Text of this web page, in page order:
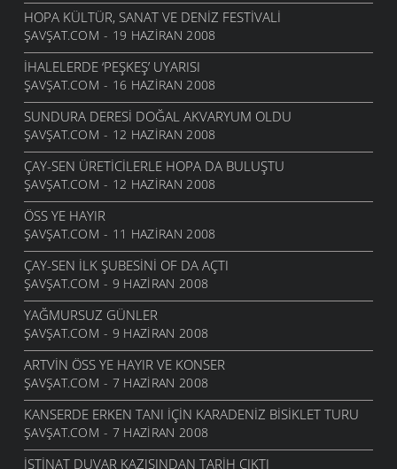
HOPA KÜLTÜR, SANAT VE DENIZ FESTIVALI
ŞAVŞAT.COM - 19 HAZIRAN 2008
İHALELERDE ‘PEŞKEŞ’ UYARISI
ŞAVŞAT.COM - 16 HAZIRAN 2008
SUNDURA DERESI DOĞAL AKVARYUM OLDU
ŞAVŞAT.COM - 12 HAZIRAN 2008
ÇAY-SEN ÜRETICILERLE HOPA DA BULUŞTU
ŞAVŞAT.COM - 12 HAZIRAN 2008
ÖSS YE HAYIR
ŞAVŞAT.COM - 11 HAZIRAN 2008
ÇAY-SEN ILK ŞUBESINI OF DA AÇTI
ŞAVŞAT.COM - 9 HAZIRAN 2008
YAĞMURSUZ GÜNLER
ŞAVŞAT.COM - 9 HAZIRAN 2008
ARTVIN ÖSS YE HAYIR VE KONSER
ŞAVŞAT.COM - 7 HAZIRAN 2008
KANSERDE ERKEN TANI IÇIN KARADENIZ BISIKLET TURU
ŞAVŞAT.COM - 7 HAZIRAN 2008
İSTINAT DUVAR KAZISINDAN TARIH ÇIKTI